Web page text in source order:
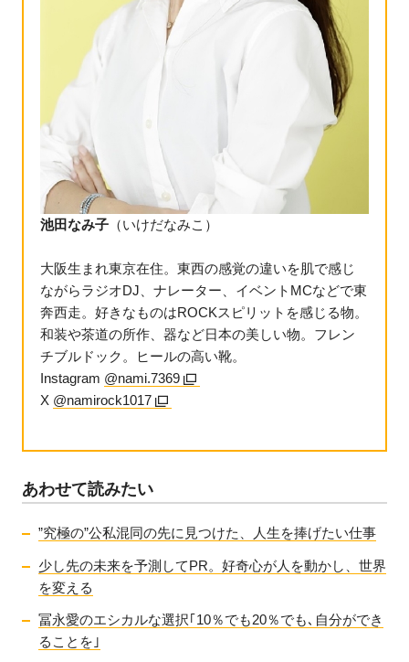
池田なみ子 （いけだなみこ）
大阪生まれ東京在住。東西の感覚の違いを肌で感じ
ながらラジオDJ、ナレーター、イベントMCなどで東
奔西走。好きなものはROCKスピリットを感じる物。
和装や茶道の所作、器など日本の美しい物。フレン
チブルドック。ヒールの高い靴。
Instagram @nami.7369
X @namirock1017
あわせて読みたい
”究極の”公私混同の先に見つけた、人生を捧げたい仕事
少し先の未来を予測してPR。好奇心が人を動かし、世界
を変える
冨永愛のエシカルな選択｢10％でも20％でも､自分ができ
ることを｣